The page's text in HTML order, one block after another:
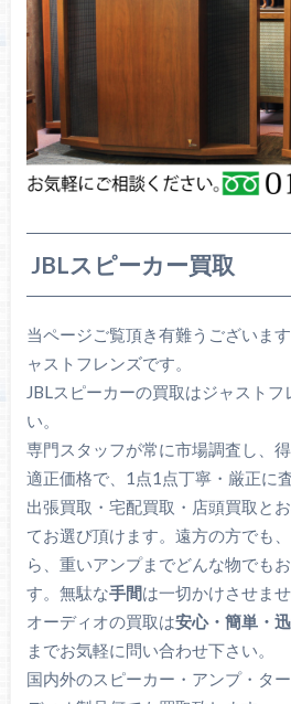
JBLスピーカー買取
当ページご覧頂き有難うございま
ャストフレンズです。
JBLスピーカーの買取はジャストフ
い。
専門スタッフが常に市場調査し、
適正価格で、1点1点丁寧・厳正に
出張買取・宅配買取・店頭買取と
てお選び頂けます。遠方の方でも
ら、重いアンプまでどんな物でも
す。無駄な手間は一切かけさせませ
オーディオの買取は安心・簡単・
までお気軽に問い合わせ下さい。
国内外のスピーカー・アンプ・タ